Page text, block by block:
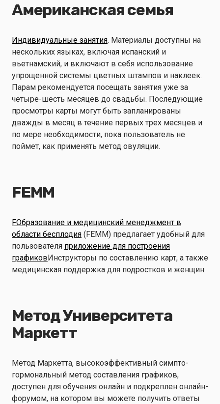
Американская семья
Индивидуальные занятия. Материалы доступны на
нескольких языках, включая испанский и
вьетнамский, и включают в себя использование
упрощенной системы цветных штампов и наклеек.
Парам рекомендуется посещать занятия уже за
четыре-шесть месяцев до свадьбы. Последующие
просмотры карты могут быть запланированы
дважды в месяц в течение первых трех месяцев и
по мере необходимости, пока пользователь не
поймет, как применять метод овуляции.
FEMM
FОбразование и медицинский менеджмент в
области бесплодия (FEMM) предлагает удобный для
пользователя приложение для построения
графиковИнструкторы по составлению карт, а также
медицинская поддержка для подростков и женщин.
Метод Университета
Маркетт
Метод Маркетта, высокоэффективный симпто-
гормональный метод составления графиков,
доступен для обучения онлайн и подкреплен онлайн-
форумом, на котором вы можете получить ответы